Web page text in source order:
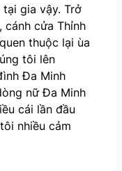
gia vậy. Trở
cánh cửa Thỉnh
thuộc lại ùa
tôi lên
Đa Minh
nữ Đa Minh
cái lần đầu
nhiều cảm